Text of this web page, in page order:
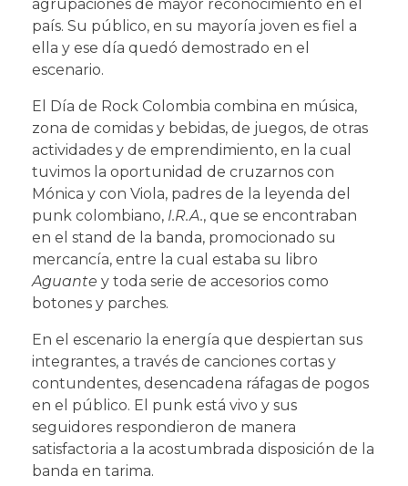
agrupaciones de mayor reconocimiento en el
país. Su público, en su mayoría joven es fiel a
ella y ese día quedó demostrado en el
escenario.
El Día de Rock Colombia combina en música,
zona de comidas y bebidas, de juegos, de otras
actividades y de emprendimiento, en la cual
tuvimos la oportunidad de cruzarnos con
Mónica y con Viola, padres de la leyenda del
punk colombiano, I.R.A., que se encontraban
en el stand de la banda, promocionado su
mercancía, entre la cual estaba su libro
Aguante y toda serie de accesorios como
botones y parches.
En el escenario la energía que despiertan sus
integrantes, a través de canciones cortas y
contundentes, desencadena ráfagas de pogos
en el público. El punk está vivo y sus
seguidores respondieron de manera
satisfactoria a la acostumbrada disposición de la
banda en tarima.